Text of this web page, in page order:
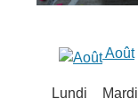
Août
Lundi Mardi